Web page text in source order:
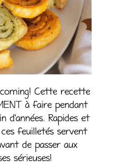
Cette recette
à faire pendant
d’années. Rapides et
feuilletés servent
de passer aux
sérieuses!